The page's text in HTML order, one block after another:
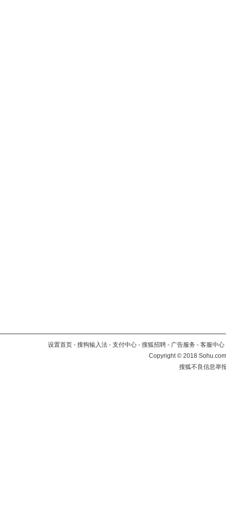
设置首页 - 搜狗输入法 - 支付中心 - 搜狐招聘 - 广告服务 - 客服中心
Copyright©2018
搜狐不良信息举